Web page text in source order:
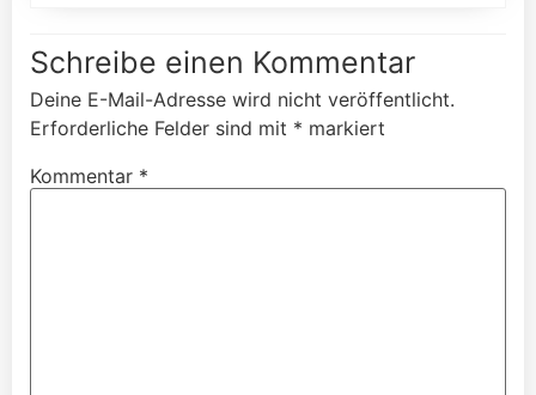
Schreibe einen Kommentar
Deine E-Mail-Adresse wird nicht veröffentlicht.
Erforderliche Felder sind mit * markiert
Kommentar *